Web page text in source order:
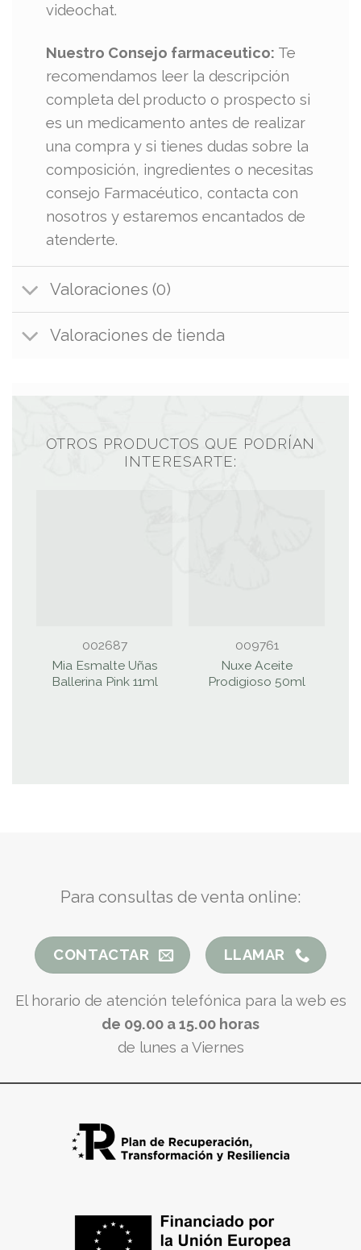
videochat.
Nuestro Consejo farmaceutico: Te
recomendamos leer la descripción
completa del producto o prospecto si
es un medicamento antes de realizar
una compra y si tienes dudas sobre la
composición, ingredientes o necesitas
consejo Farmacéutico, contacta con
nosotros y estaremos encantados de
atenderte.
Valoraciones (0)
Valoraciones de tienda
OTROS PRODUCTOS QUE PODRÍAN
INTERESARTE:
002687
Mia Esmalte Uñas
Ballerina Pink 11ml
009761
Nuxe Aceite
Prodigioso 50ml
Para consultas de venta online:
CONTACTAR LLAMAR
El horario de atención telefónica para la web es
de 09.00 a 15.00 horas
de lunes a Viernes